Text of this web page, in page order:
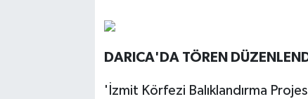
DARICA'DA TÖREN
'İzmit Körfezi Balıklandırma